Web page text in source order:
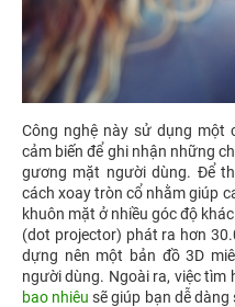
Công nghệ này sử dụng một
cảm biến để ghi nhận những
gương mặt người dùng. Để
cách xoay tròn cổ nhằm giúp
khuôn mặt ở nhiều góc độ
(dot projector) phát ra hơn
dựng nên một bản đồ 3D
người dùng. Ngoài ra, việc tìm
bao nhiêu sẽ giúp bạn dễ